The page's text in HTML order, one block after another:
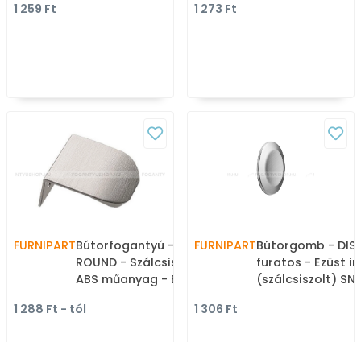
1 259 Ft
1 273 Ft
FURNIPARTBútorfogantyú - EDGE
ROUND - Szálcsiszolt 66 -
ABS műanyag - Egy
bútorfogantyú
1 288 Ft - tól
FURNIPARTBútorgomb -
furatos - Ezüst
(szálcsiszolt)
1 306 Ft